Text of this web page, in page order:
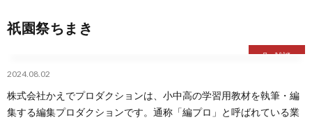
祇園祭ちまき
雑談
2024.08.02
株式会社かえでプロダクションは、小中高の学習用教材を執筆・編
集する編集プロダクションです。通称「編プロ」と呼ばれている業